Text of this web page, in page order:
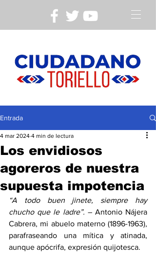
Entrada
Los envidiosos
agoreros de nuestra
supuesta impotencia
4 mar 2024 4 min de lectura
“A todo buen jinete, siempre hay
chucho que le ladre”. – Antonio Nájera
Cabrera, mi abuelo materno (1896-1963),
parafraseando una mítica y atinada,
aunque apócrifa, expresión quijotesca.